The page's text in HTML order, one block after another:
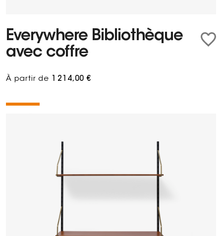
Everywhere Bibliothèque
avec coffre
À partir de 1 214,00 €